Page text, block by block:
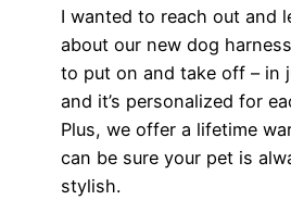
I wanted to reach out and
about our new dog
to put on and take off – in
and it’s personalized for
Plus, we offer a lifetime
can be sure your pet is
stylish.